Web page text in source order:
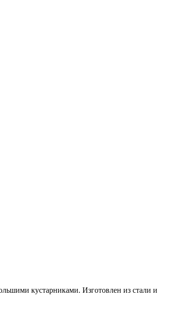
кустарниками. Изготовлен из стали и